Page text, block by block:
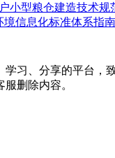
小型粮仓建造技术规
境信息化标准体系指南
学习、分享的平台，
删除内容。